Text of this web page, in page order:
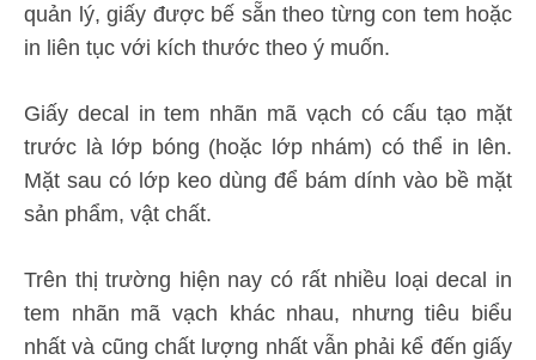
quản lý, giấy được bế sẵn theo từng con tem hoặc
in liên tục với kích thước theo ý muốn.
Giấy decal in tem nhãn mã vạch có cấu tạo mặt
trước là lớp bóng (hoặc lớp nhám) có thể in lên.
Mặt sau có lớp keo dùng để bám dính vào bề mặt
sản phẩm, vật chất.
Trên thị trường hiện nay có rất nhiều loại decal in
tem nhãn mã vạch khác nhau, nhưng tiêu biểu
nhất và cũng chất lượng nhất vẫn phải kể đến giấy